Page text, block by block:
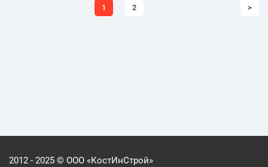
1 2 >
2012 - 2025 © ООО «КостИнСтрой»